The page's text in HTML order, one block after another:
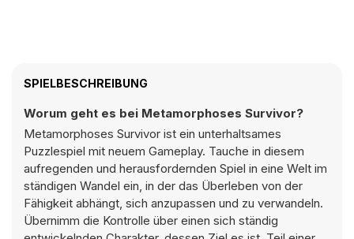
SPIELBESCHREIBUNG
Worum geht es bei Metamorphoses Survivor?
Metamorphoses Survivor ist ein unterhaltsames
Puzzlespiel mit neuem Gameplay. Tauche in diesem
aufregenden und herausfordernden Spiel in eine Welt im
ständigen Wandel ein, in der das Überleben von der
Fähigkeit abhängt, sich anzupassen und zu verwandeln.
Übernimm die Kontrolle über einen sich ständig